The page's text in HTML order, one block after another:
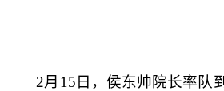
2月15日，侯东帅院长率队